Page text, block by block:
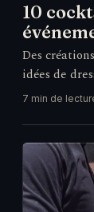
10
Des
idées de
7 min de